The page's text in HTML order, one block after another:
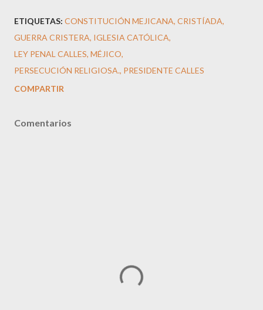
ETIQUETAS: CONSTITUCIÓN MEJICANA CRISTÍADA
GUERRA CRISTERA IGLESIA CATÓLICA
LEY PENAL CALLES MÉJICO
PERSECUCIÓN RELIGIOSA. PRESIDENTE CALLES
COMPARTIR
Comentarios